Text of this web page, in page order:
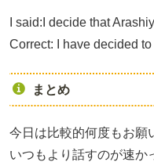
I said:I decide that
Correct: I have decided
まとめ
今日は比較的何度もお願
いつもより話すのが速か